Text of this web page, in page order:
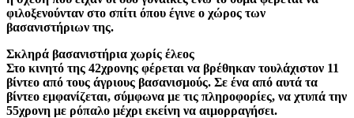
φιλοξενούνταν στο σπίτι όπου έγινε ο χώρος των
βασανιστήριων της.
Σκληρά βασανιστήρια χωρίς έλεος
Στο κινητό της 42χρονης φέρεται να βρέθηκαν τουλάχιστον 11
βίντεο από τους άγριους βασανισμούς. Σε ένα από αυτά τα
βίντεο εμφανίζεται, σύμφωνα με τις πληροφορίες, να χτυπά την
55χρονη με ρόπαλο μέχρι εκείνη να αιμορραγήσει.